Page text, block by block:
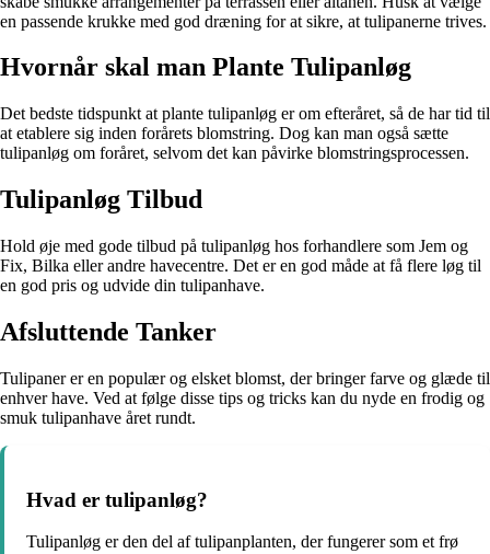
en passende krukke med god dræning for at sikre, at tulipanerne trives.
Hvornår skal man Plante Tulipanløg
Det bedste tidspunkt at plante tulipanløg er om efteråret, så de har tid til
at etablere sig inden forårets blomstring. Dog kan man også sætte
tulipanløg om foråret, selvom det kan påvirke blomstringsprocessen.
Tulipanløg Tilbud
Hold øje med gode tilbud på tulipanløg hos forhandlere som Jem og
Fix, Bilka eller andre havecentre. Det er en god måde at få flere løg til
en god pris og udvide din tulipanhave.
Afsluttende Tanker
Tulipaner er en populær og elsket blomst, der bringer farve og glæde til
enhver have. Ved at følge disse tips og tricks kan du nyde en frodig og
smuk tulipanhave året rundt.
Hvad er tulipanløg?
Tulipanløg er den del af tulipanplanten, der fungerer som et frø